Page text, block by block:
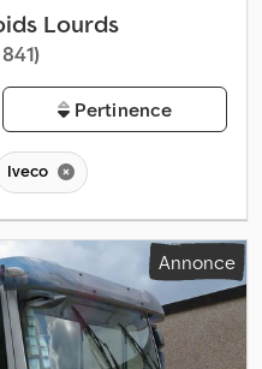
Lourds
Pertinence
Iveco
Annonce